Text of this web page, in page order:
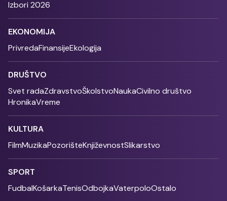
Izbori 2026
EKONOMIJA
PrivredaFinansijeEkologija
DRUŠTVO
Svet radaZdravstvoŠkolstvoNaukaCivilno društvo
HronikaVreme
KULTURA
FilmMuzikaPozorišteKnjiževnostSlikarstvo
SPORT
FudbalKošarkaTenisOdbojkaVaterpoloOstalo